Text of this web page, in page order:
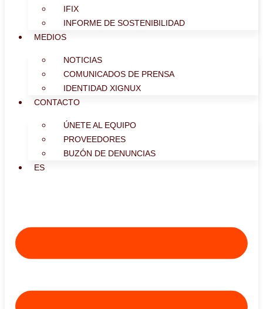
IFIX
INFORME DE SOSTENIBILIDAD
MEDIOS
NOTICIAS
COMUNICADOS DE PRENSA
IDENTIDAD XIGNUX
CONTACTO
ÚNETE AL EQUIPO
PROVEEDORES
BUZÓN DE DENUNCIAS
ES